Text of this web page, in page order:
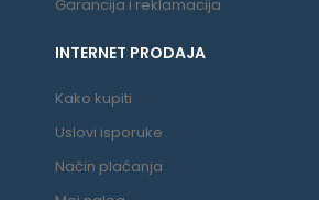
Garancija i reklamacija
INTERNET PRODAJA
Kako kupiti
Uslovi isporuke
Način plaćanja